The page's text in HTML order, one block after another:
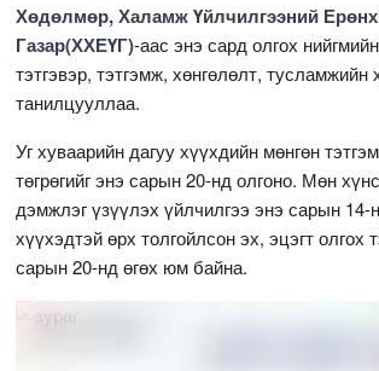
Хөдөлмөр, Халамж Үйлчилгээний
Газар(ХХЕҮГ)-аас энэ сард олгох
тэтгэвэр, тэтгэмж, хөнгөлөлт, тусламжийн
танилцууллаа.
Уг хуваарийн дагуу хүүхдийн мөнгөн
төгрөгийг энэ сарын 20-нд олгоно. Мөн
дэмжлэг үзүүлэх үйлчилгээ энэ сарын 14-
хүүхэдтэй өрх толгойлсон эх, эцэгт олгох
сарын 20-нд өгөх юм байна.